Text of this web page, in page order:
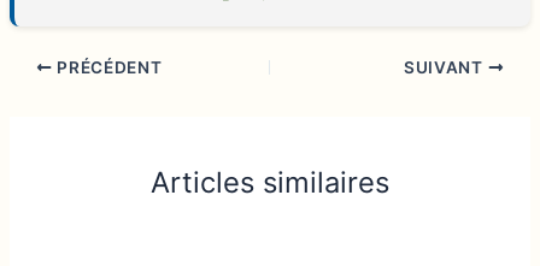
PRÉCÉDENT SUIVANT
Articles similaires